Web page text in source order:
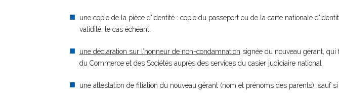
une copie de la pièce d'identité : copie du passeport ou de la carte nationale
validité, le cas échéant.
une déclaration sur l’honneur de non-condamnation signée du nouveau gérant,
du Commerce et des Sociétés auprès des services du casier judiciaire national
une attestation de filiation du nouveau gérant (nom et prénoms des parents), sauf